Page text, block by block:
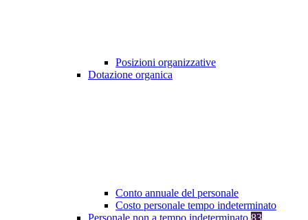
Posizioni organizzative
Dotazione organica
Conto annuale del personale
Costo personale tempo indeterminato